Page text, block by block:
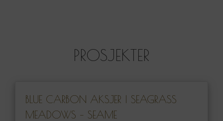
PROSJEKTER
BLUE CARBON AKSJER I SEAGRASS
MEADOWS – SEAME